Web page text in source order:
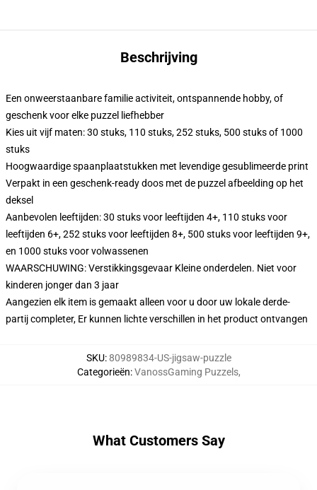
Beschrijving
Een onweerstaanbare familie activiteit, ontspannende hobby, of
geschenk voor elke puzzel liefhebber
Kies uit vijf maten: 30 stuks, 110 stuks, 252 stuks, 500 stuks of 1000
stuks
Hoogwaardige spaanplaatstukken met levendige gesublimeerde print
Verpakt in een geschenk-ready doos met de puzzel afbeelding op het
deksel
Aanbevolen leeftijden: 30 stuks voor leeftijden 4+, 110 stuks voor
leeftijden 6+, 252 stuks voor leeftijden 8+, 500 stuks voor leeftijden 9+,
en 1000 stuks voor volwassenen
WAARSCHUWING: Verstikkingsgevaar Kleine onderdelen. Niet voor
kinderen jonger dan 3 jaar
Aangezien elk item is gemaakt alleen voor u door uw lokale derde-
partij completer, Er kunnen lichte verschillen in het product ontvangen
SKU:80989834-US-jigsaw-puzzle
Categorieën:VanossGaming Puzzels,
What Customers Say